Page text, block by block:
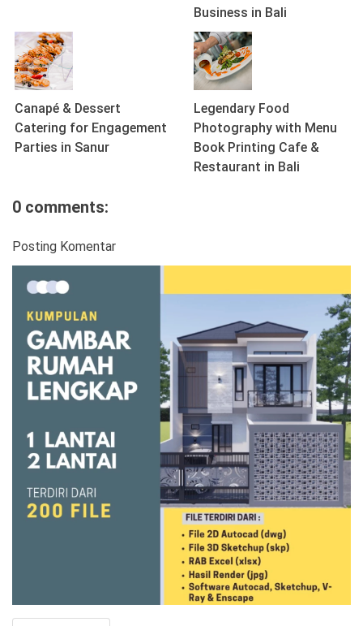
Business in Bali
Canapé & Dessert
Catering for Engagement
Parties in Sanur
Legendary Food
Photography with Menu
Book Printing Cafe &
Restaurant in Bali
0 comments:
Posting Komentar